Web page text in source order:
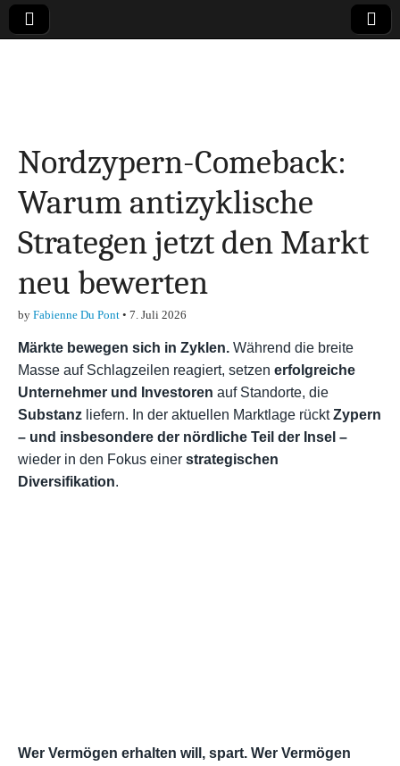
Finanzen,
Marketing-, Vertrieb-
& Investment-Tipps
Nordzypern-Comeback:
Warum antizyklische
Strategen jetzt den Markt
neu bewerten
by Fabienne Du Pont • 7. Juli 2026
Märkte bewegen sich in Zyklen. Während die breite
Masse auf Schlagzeilen reagiert, setzen erfolgreiche
Unternehmer und Investoren auf Standorte, die
Substanz liefern. In der aktuellen Marktlage rücktZypern
– und insbesondere der nördliche Teil der Insel –
wieder in den Fokus einer strategischen
Diversifikation.
Wer Vermögen erhalten will, spart. Wer Vermögen